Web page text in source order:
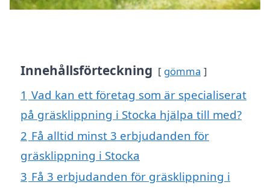
Innehållsförteckning gömma
1 Vad kan ett företag som är specialiserat
på gräsklippning i Stocka hjälpa till med?
2 Få alltid minst 3 erbjudanden för
gräsklippning i Stocka
3 Få 3 erbjudanden för gräsklippning i